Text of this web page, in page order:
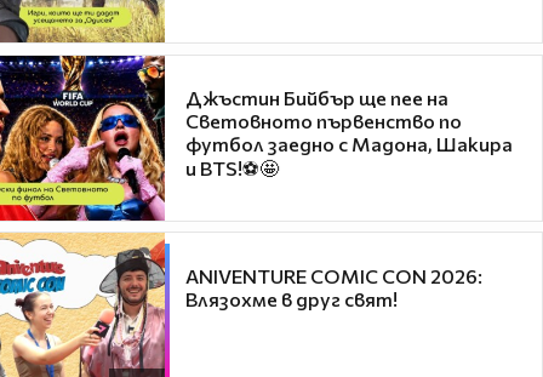
Джъстин Бийбър ще пее на
Световното първенство по
футбол заедно с Мадона, Шакира
и BTS!⚽🤩
ANIVENTURE COMIC CON 2026:
Влязохме в друг свят!